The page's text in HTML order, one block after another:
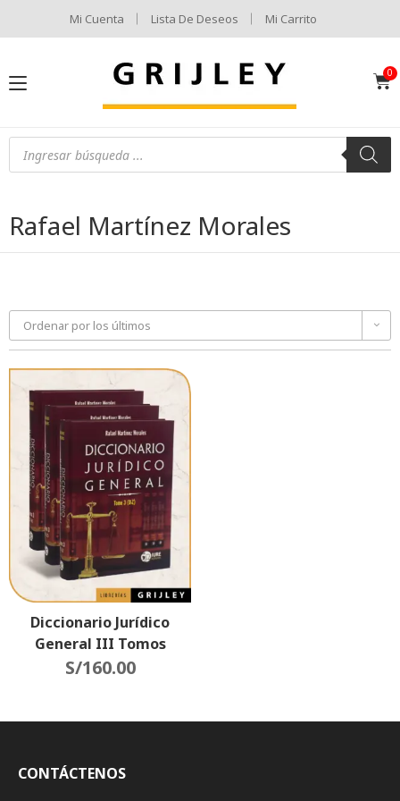
Mi Cuenta Lista De Deseos Mi Carrito
Rafael Martínez Morales
Ordenar por los últimos
Diccionario Jurídico
General III Tomos
S/160.00
CONTÁCTENOS